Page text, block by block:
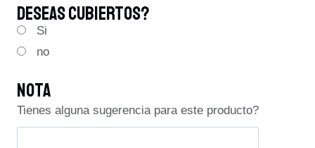
Deseas Cubiertos?
Si
no
Nota
Tienes alguna sugerencia para este producto?